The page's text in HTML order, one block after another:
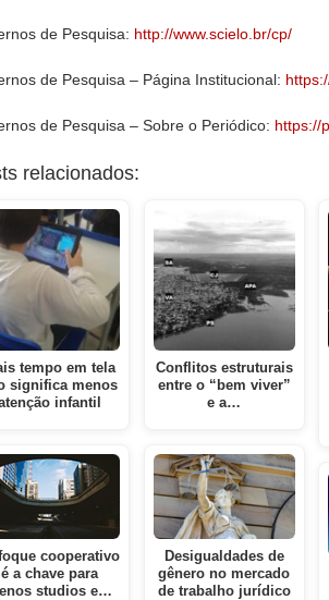
de Pesquisa: http://www.scielo.br/cp/
de Pesquisa – Página Institucional:
de Pesquisa – Sobre o Periódico: https://
relacionados:
tempo em tela
significa menos
infantil
cooperativo
é a chave para
studios e…
Conflitos estruturais
entre o “bem viver”
e a…
Desigualdades de
gênero no mercado
de trabalho jurídico